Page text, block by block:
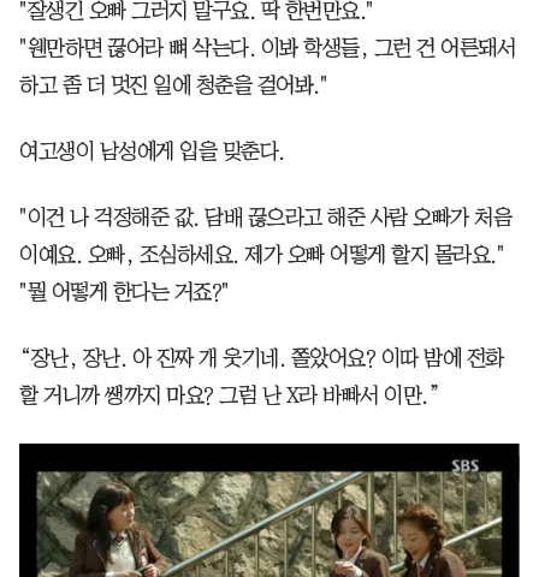
"잘생긴 오빠 그러지 말구요. 딱 한번만요."
"웬만하면 끊어라 뼈 삭는다. 이봐 학생들, 그런 건 어른돼서
하고 좀 더 멋진 일에 청춘을 걸어봐."
여고생이 남성에게 입을 맞춘다.
"이건 나 걱정해준 값. 담배 끊으라고 해준 사람 오빠가 처음
이예요. 오빠, 조심하세요. 제가 오빠 어떻게 할지 몰라요."
"뭘 어떻게 한다는 거죠?"
“장난, 장난. 아 진짜 개 웃기네. 쫄았어요? 이따 밤에 전화
할 거니까 쌩까지 마요? 그럼 난 X라 바빠서 이만.”